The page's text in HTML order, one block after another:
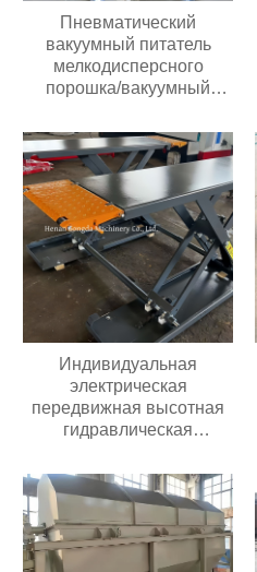
Пневматический
вакуумный питатель
мелкодисперсного
порошка/вакуумный
вакуумный конвейер
Индивидуальная
электрическая
передвижная высотная
гидравлическая
платформа весом 500 кг
высотой 6-20 м